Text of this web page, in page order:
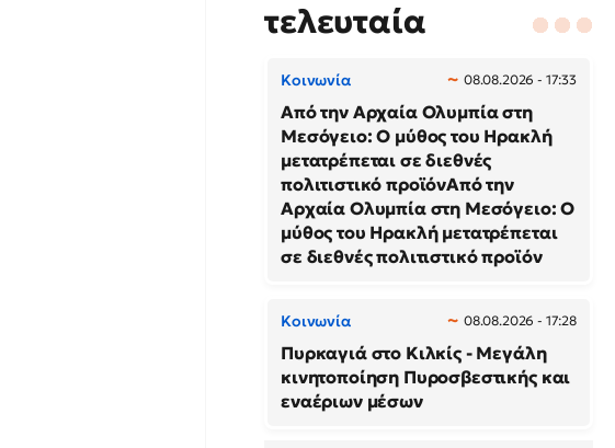
τελευταία
Κοινωνία 08.08.2026 - 17:33
Από την Αρχαία Ολυμπία στη
Μεσόγειο: Ο μύθος του Ηρακλή
μετατρέπεται σε διεθνές
πολιτιστικό προϊόνΑπό την
Αρχαία Ολυμπία στη Μεσόγειο: Ο
μύθος του Ηρακλή μετατρέπεται
σε διεθνές πολιτιστικό προϊόν
Κοινωνία 08.08.2026 - 17:28
Πυρκαγιά στο Κιλκίς - Μεγάλη
κινητοποίηση Πυροσβεστικής και
εναέριων μέσων